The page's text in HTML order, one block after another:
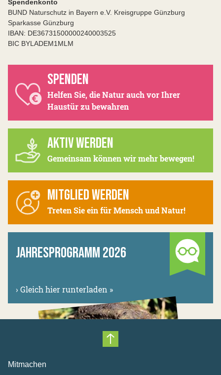
Spendenkonto
BUND Naturschutz in Bayern e.V. Kreisgruppe Günzburg
Sparkasse Günzburg
IBAN: DE36731500000240003525
BIC BYLADEM1MLM
SPENDEN
Helfen Sie, die Natur auch vor Ihrer
Haustür zu bewahren
AKTIV WERDEN
Gemeinsam können wir mehr bewegen!
MITGLIED WERDEN
Treten Sie ein für Mensch und Natur!
JAHRESPROGRAMM 2026
› Gleich hier runterladen »
Nach oben scrollen
Mitmachen